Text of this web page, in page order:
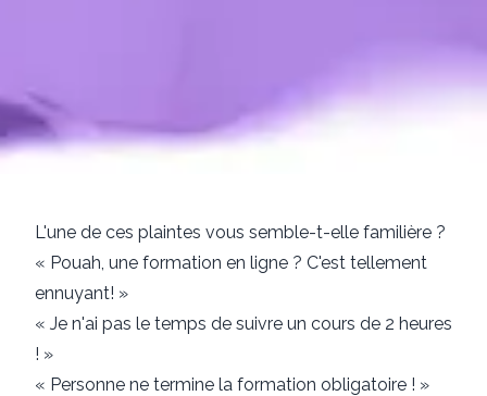
L'une de ces plaintes vous semble-t-elle familière ?
« Pouah, une formation en ligne ? C'est tellement
ennuyant! »
« Je n'ai pas le temps de suivre un cours de 2 heures
! »
« Personne ne termine la formation obligatoire ! »